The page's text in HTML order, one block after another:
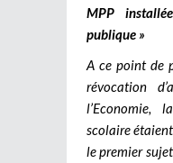
MPP
publique »
A ce point de
révocation
l’Economie,
scolaire
le premier